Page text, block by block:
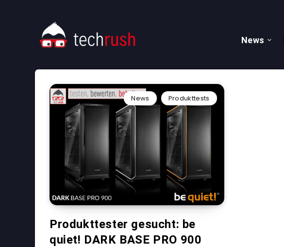
News
News Produkttests
Produkttester gesucht: be
quiet! DARK BASE PRO 900